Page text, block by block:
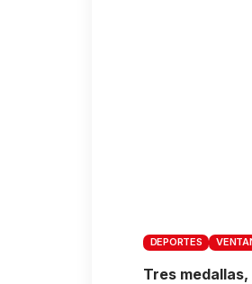
DEPORTES
Tres